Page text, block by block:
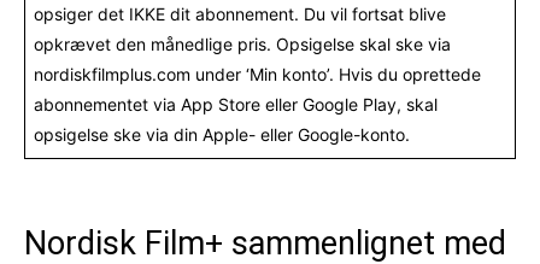
opsiger det IKKE dit abonnement. Du vil fortsat blive
opkrævet den månedlige pris. Opsigelse skal ske via
nordiskfilmplus.com under ‘Min konto’. Hvis du oprettede
abonnementet via App Store eller Google Play, skal
opsigelse ske via din Apple- eller Google-konto.
Nordisk Film+ sammenlignet med